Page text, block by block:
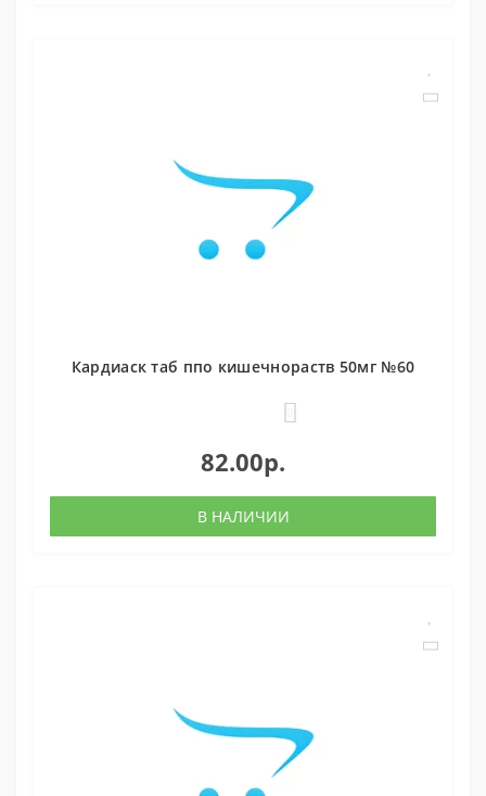
Кардиаск таб ппо кишечнораств 50мг №60
82.00р.
В НАЛИЧИИ